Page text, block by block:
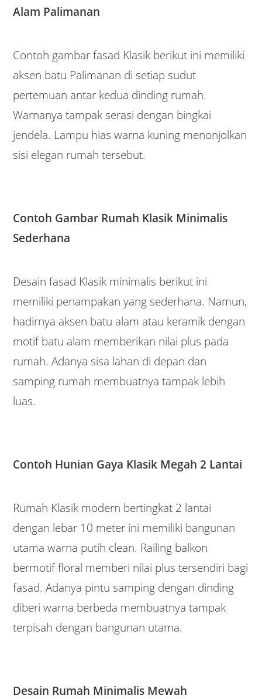
Alam Palimanan
Contoh gambar fasad Klasik berikut ini memiliki
aksen batu Palimanan di setiap sudut
pertemuan antar kedua dinding rumah.
Warnanya tampak serasi dengan bingkai
jendela. Lampu hias warna kuning menonjolkan
sisi elegan rumah tersebut.
Contoh Gambar Rumah Klasik Minimalis
Sederhana
Desain fasad Klasik minimalis berikut ini
memiliki penampakan yang sederhana. Namun,
hadirnya aksen batu alam atau keramik dengan
motif batu alam memberikan nilai plus pada
rumah. Adanya sisa lahan di depan dan
samping rumah membuatnya tampak lebih
luas.
Contoh Hunian Gaya Klasik Megah 2 Lantai
Rumah Klasik modern bertingkat 2 lantai
dengan lebar 10 meter ini memiliki bangunan
utama warna putih clean. Railing balkon
bermotif floral memberi nilai plus tersendiri bagi
fasad. Adanya pintu samping dengan dinding
diberi warna berbeda membuatnya tampak
terpisah dengan bangunan utama.
Desain Rumah Minimalis Mewah